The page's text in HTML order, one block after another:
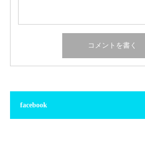
facebook